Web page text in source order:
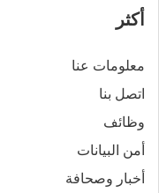
أكثر
معلومات عنا
اتصل بنا
وظائف
أمن البيانات
أخبار وصحافة